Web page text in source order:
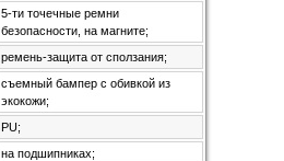
5-ти точечные ремни
безопасности, на магните;
ремень-защита от сползания;
съемный бампер с обивкой из
экокожи;
PU;
на подшипниках;